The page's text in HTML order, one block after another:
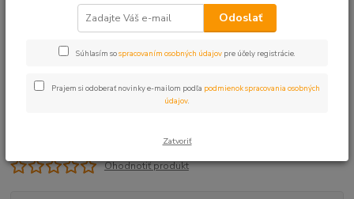
Hmoždinka 8 rozvieracia
Ohodnotiť produkt
Odoslať
Súhlasím sospracovaním osobných údajov pre účely registrácie.
Prajem si odoberať novinky e-mailom podľa podmienok spracovania osobných
údajov
Zatvoriť